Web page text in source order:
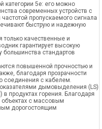
категории 5е: его можно
современных устройств с
пропускаемого сигнала
быструю и надежную
только качественные и
гарантирует высокую
стандартов
повышенной прочностью и
благодаря прозрачности
соединения с кабелем.
дымовыделения (LS)
продуктах горения. Благодаря
объектах с массовым
дорогостоящим